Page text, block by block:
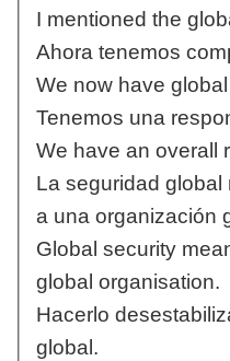
I mentioned the
Ahora tenemos
We now have
Tenemos una
We have an overall
La seguridad
a una organización
Global security
global organisation.
Hacerlo
global.